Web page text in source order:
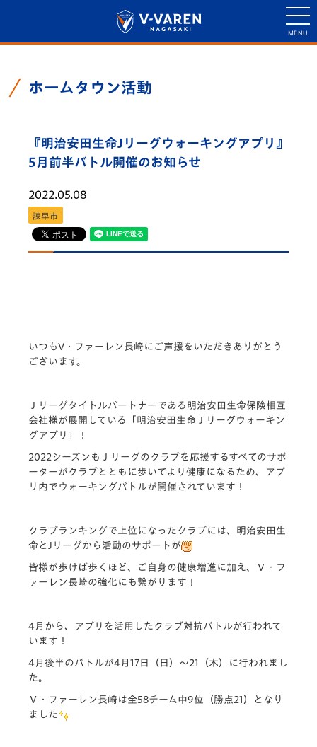
ホームタウン活動
『明治安田生命Jリーグウォーキングアプリ』
5月前半バトル開催のお知らせ
2022.05.08
諫早市
いつもV・ファーレン長崎にご声援をいただきありがとう
ございます。
Ｊリーグタイトルパートナーである明治安田生命保険相互
会社様が展開している「明治安田生命Ｊリーグウォーキン
グアプリ 」！
2022シーズンもＪリーグのクラブを応援するすべてのサポ
ーターがクラブとともに歩いてより健康になるため、アプ
リ内でウォーキングバトルが開催されています！
クラブランキングで上位になったクラブには、明治安田生
命とJリーグから活動のサポートが
皆様が歩けば歩くほど、ご自身の健康増進に加え、Ｖ・フ
ァーレン長崎の強化にも繋がります！
4月から、アプリを活用したクラブ対抗バトルが行われて
います！
4月後半のバトルが4月17日（日）～21（木）に行われまし
た。
Ｖ・ファーレン長崎は全58チーム中9位（勝点21）となり
ました